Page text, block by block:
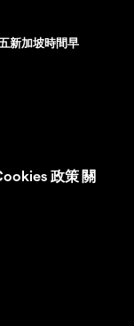
新加坡時間早
政策 關